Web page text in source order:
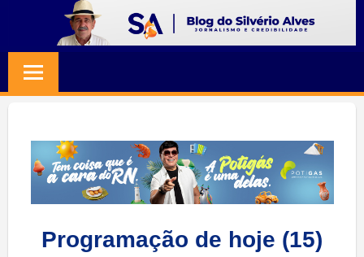
content
SILVERIO
ALVES
Jornalismo
Credibilidade
Programação de hoje (15)